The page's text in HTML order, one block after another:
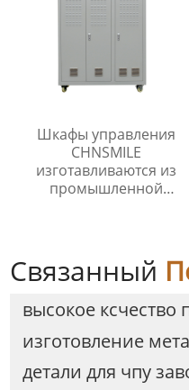
Шкафы управления
CHNSMILE
изготавливаются из
промышленной
Связанный
высокое ксчество
изготовление
детали для чпу